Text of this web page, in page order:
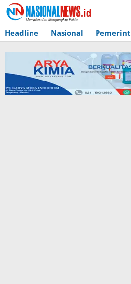
Lewati
ke
konten
Headline Nasional